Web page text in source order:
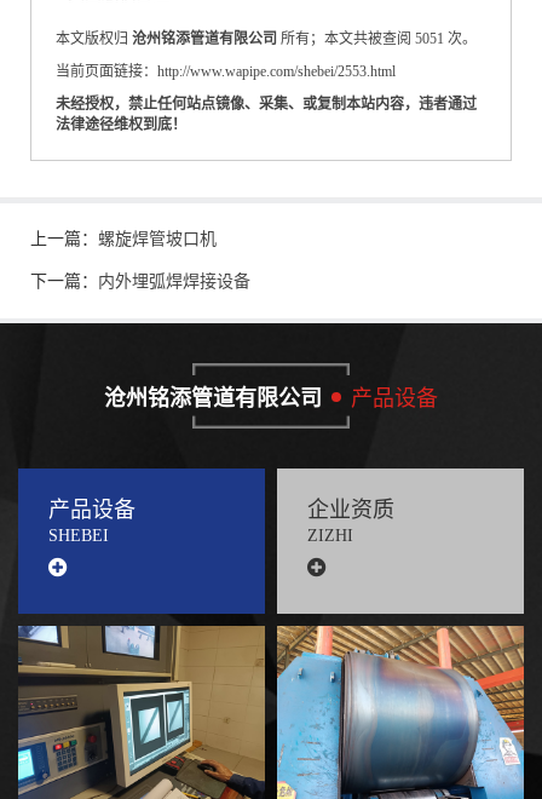
本文版权归 沧州铭添管道有限公司 所有；本文共被查阅 5051 次。
当前页面链接：http://www.wapipe.com/shebei/2553.html
未经授权，禁止任何站点镜像、采集、或复制本站内容，违者通过
法律途径维权到底！
上一篇： 螺旋焊管坡口机
下一篇： 内外埋弧焊焊接设备
沧州铭添管道有限公司 产品设备
产品设备
SHEBEI
企业资质
ZIZHI